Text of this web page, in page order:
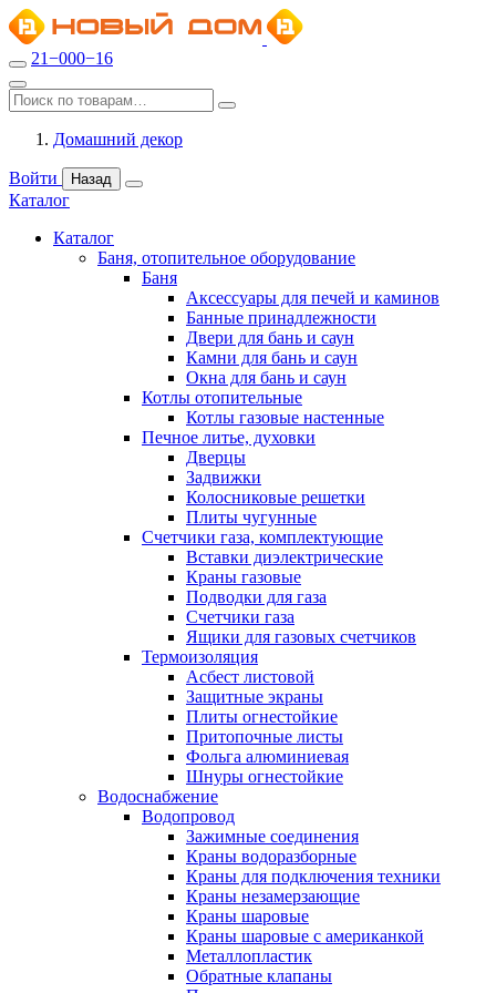
21−000−16
Домашний декор
Войти Назад
Каталог
Каталог
Баня, отопительное оборудование
Баня
Аксессуары для печей и каминов
Банные принадлежности
Двери для бань и саун
Камни для бань и саун
Окна для бань и саун
Котлы отопительные
Котлы газовые настенные
Печное литье, духовки
Дверцы
Задвижки
Колосниковые решетки
Плиты чугунные
Счетчики газа, комплектующие
Вставки диэлектрические
Краны газовые
Подводки для газа
Счетчики газа
Ящики для газовых счетчиков
Термоизоляция
Асбест листовой
Защитные экраны
Плиты огнестойкие
Притопочные листы
Фольга алюминиевая
Шнуры огнестойкие
Водоснабжение
Водопровод
Зажимные соединения
Краны водоразборные
Краны для подключения техники
Краны незамерзающие
Краны шаровые
Краны шаровые с американкой
Металлопластик
Обратные клапаны